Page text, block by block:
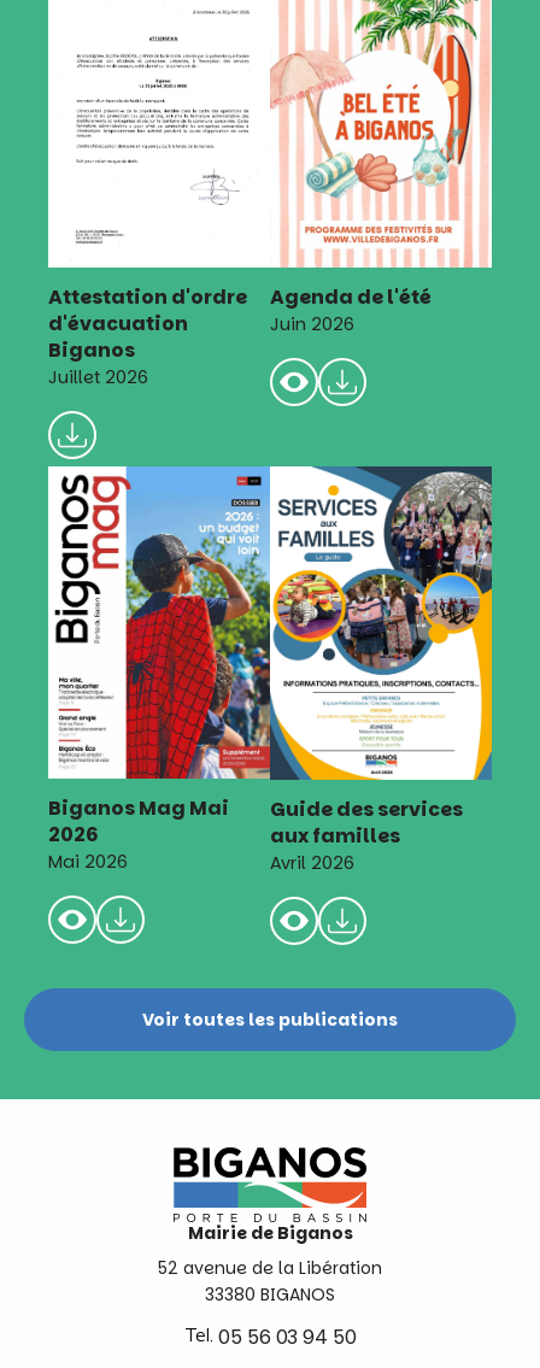
Attestation d'ordre
d'évacuation
Biganos
Juillet 2026
Agenda de l'été
Juin 2026
Biganos Mag Mai
2026
Mai 2026
Guide des services
aux familles
Avril 2026
Voir toutes les publications
Mairie de Biganos
52 avenue de la Libération
33380 BIGANOS
Tel. 05 56 03 94 50